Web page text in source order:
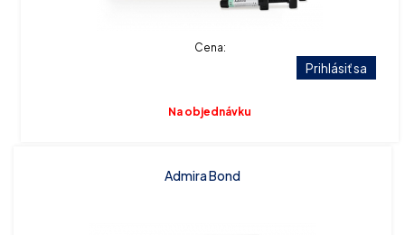
Cena:
Prihlásiť sa
Na objednávku
Admira Bond